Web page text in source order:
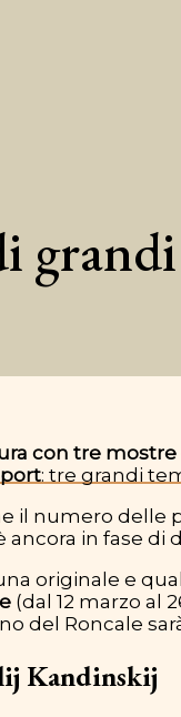
con tre mostre
: tre grandi
il numero delle
in fase di
originale e
(dal 12 marzo al
del Roncale
Kandinskij